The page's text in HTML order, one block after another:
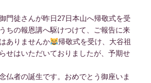
門徒さんが昨日27日本山へ帰敬式を受
ちの報恩講へ駆けつけて、ご報告に来
ありませんか
帰敬式を受け、大谷祖
せはいただいておりましたが、予期せ
仏者の誕生です。おめでとう御座いま